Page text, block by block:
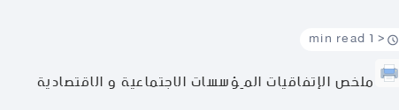
< 1 min read
ملخص الإتفاقيات المِؤسسات الاجتماعية و الاقتصادية